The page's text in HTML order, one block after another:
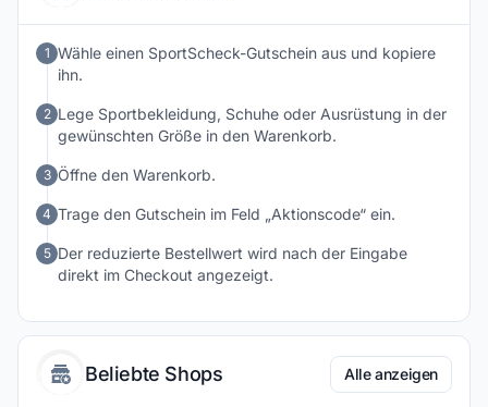
1 Wähle einen SportScheck-Gutschein aus und kopiere
ihn.
2 Lege Sportbekleidung, Schuhe oder Ausrüstung in der
gewünschten Größe in den Warenkorb.
3 Öffne den Warenkorb.
4 Trage den Gutschein im Feld „Aktionscode“ ein.
5 Der reduzierte Bestellwert wird nach der Eingabe
direkt im Checkout angezeigt.
Beliebte Shops Alle anzeigen